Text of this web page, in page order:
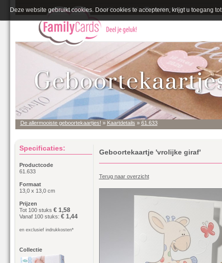
De allermooiste geboortekaartjes! » Kaartdetails » 61.633
Geboortekaartje 'vrolijke giraf'
Terug naar overzicht
Specificaties:
Productcode
61.633
Formaat
13,0 x 13,0 cm
Prijzen
Tot 100 stuks € 1,58
Vanaf 100 stuks: € 1,44
en exclusief indrukkosten*
Collectie
Deze website gebruikt cookies. Door cookies te accepteren, krijgt u toegang